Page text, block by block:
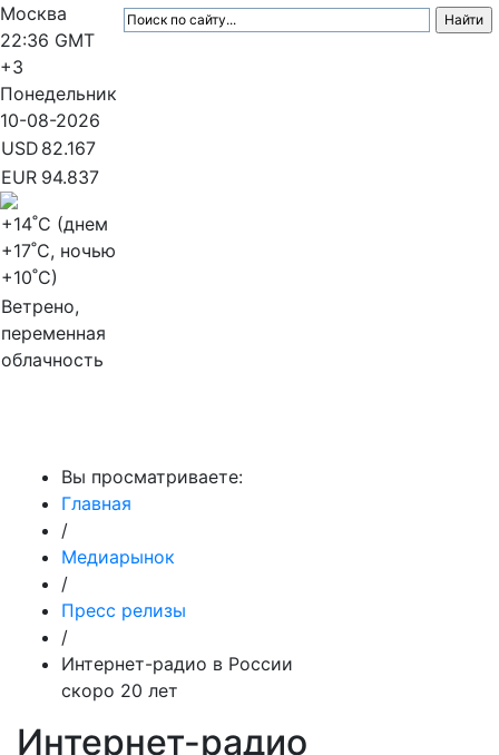
Москва
22:36 GMT
+3
Понедельник
10-08-2026
USD 82.167
EUR 94.837
+14˚C (днем
+17˚C, ночью
+10˚C)
Ветрено,
переменная
облачность
Вы просматриваете:
Главная
/
Медиарынок
/
Пресс релизы
/
Интернет-радио в России
скоро 20 лет
Интернет-радио